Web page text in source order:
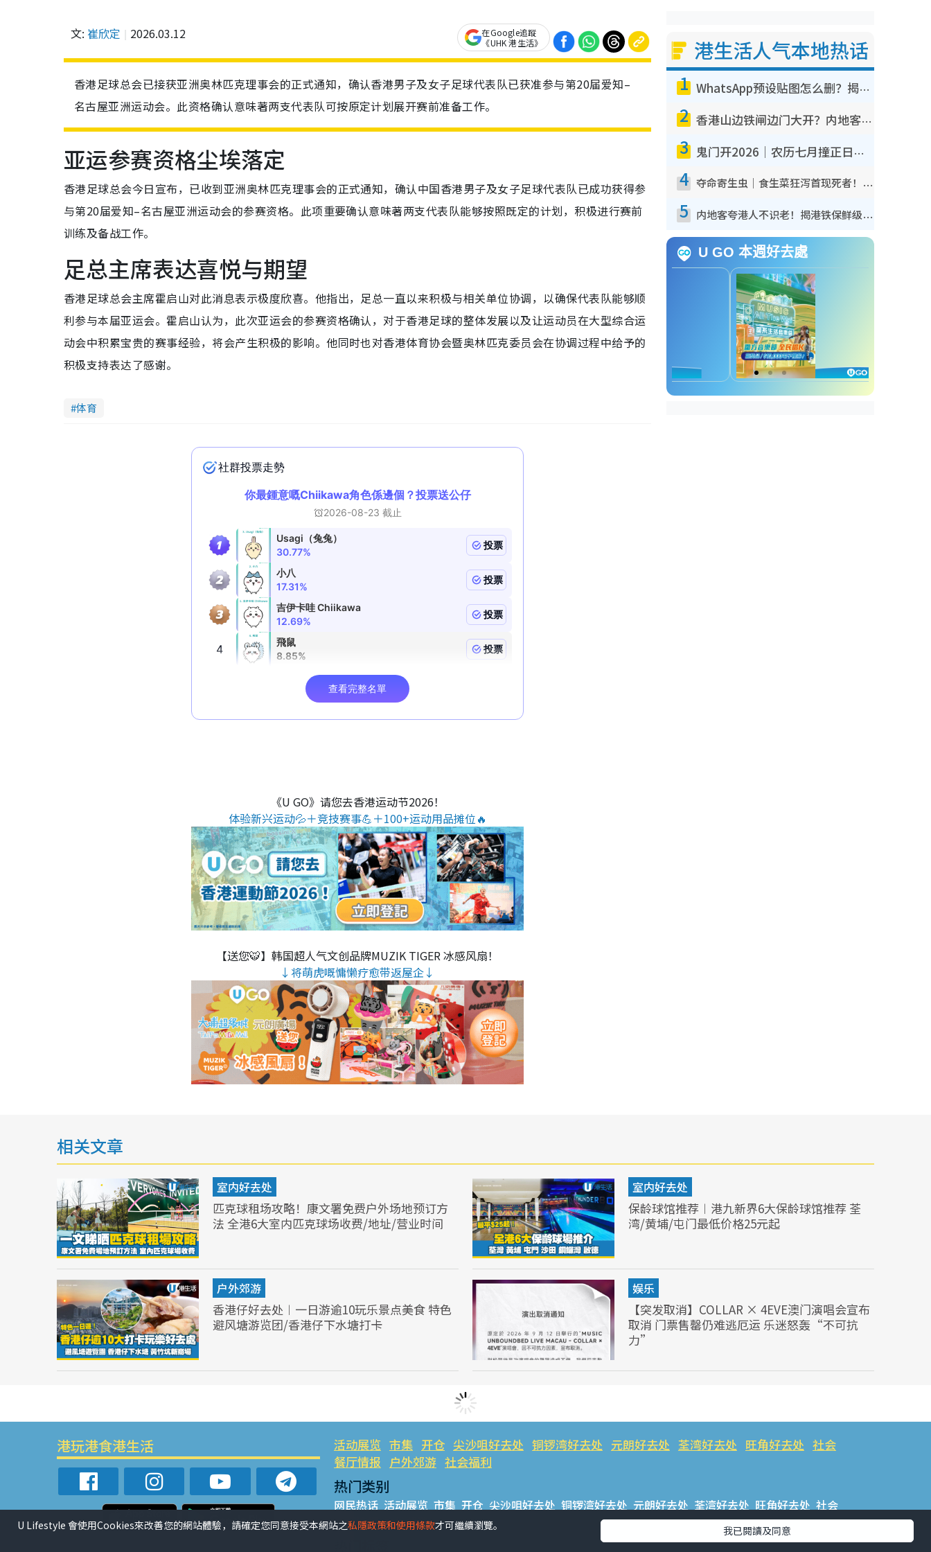
文: 崔欣定 2026.03.12
在Google追蹤
《UHK 港生活》
香港足球总会已接获亚洲奥林匹克理事会的正式通知，确认香港男子及女子足球代表队已获准参与第20届爱知–
名古屋亚洲运动会。此资格确认意味著两支代表队可按原定计划展开赛前准备工作。
亚运参赛资格尘埃落定
香港足球总会今日宣布，已收到亚洲奥林匹克理事会的正式通知，确认中国香港男子及女子足球代表队已成功获得参
与第20届爱知–名古屋亚洲运动会的参赛资格。此项重要确认意味著两支代表队能够按照既定的计划，积极进行赛前
训练及备战工作。
足总主席表达喜悦与期望
香港足球总会主席霍启山对此消息表示极度欣喜。他指出，足总一直以来积极与相关单位协调，以确保代表队能够顺
利参与本届亚运会。霍启山认为，此次亚运会的参赛资格确认，对于香港足球的整体发展以及让运动员在大型综合运
动会中积累宝贵的赛事经验，将会产生积极的影响。他同时也对香港体育协会暨奥林匹克委员会在协调过程中给予的
积极支持表达了感谢。
体育
《U GO》请您去香港运动节2026！
体验新兴运动💦＋竞技赛事💪＋100+运动用品摊位🔥
【送您🐯】韩国超人气文创品牌MUZIK TIGER 冰感风扇！
↓将萌虎嘅慵懒疗愈带返屋企↓
港生活人气本地热话
1 WhatsApp预设贴图怎么删？揭秘1招“反向操作”还原简洁界面 附3步实测教程
2 香港山边铁闸边门大开？内地客困惑意义何在！网友神回复：这种叫法理性防御
3 鬼门开2026｜农历七月撞正日全食特别邪？专家警告切忌做一事！揭4大禁忌+2招保平安
4 夺命寄生虫｜食生菜狂泻首现死者！疫潮恶化录1.8万宗病例 揭洗菜3大谬误
5 内地客夸港人不识老！揭港铁保鲜级冷气 港人求放过：别投诉
U GO 本週好去處
相关文章
室内好去处
匹克球租场攻略！康文署免费户外场地预订方
法 全港6大室内匹克球场收费/地址/营业时间
室内好去处
保龄球馆推荐︱港九新界6大保龄球馆推荐 荃
湾/黄埔/屯门最低价格25元起
户外郊游
香港仔好去处︱一日游逾10玩乐景点美食 特色
避风塘游览团/香港仔下水塘打卡
娱乐
【突发取消】COLLAR × 4EVE澳门演唱会宣布
取消 门票售罄仍难逃厄运 乐迷怒轰“不可抗
力”
港玩港食港生活 活动展览 市集 开仓 尖沙咀好去处 铜锣湾好去处 元朗好去处 荃湾好去处 旺角好去处 社会
餐厅情报 户外郊游 社会福利
热门类别
网民热话 活动展览 市集 开仓 尖沙咀好去处 铜锣湾好去处 元朗好去处 荃湾好去处 旺角好去处 社会
餐厅情报 户外郊游
U Lifestyle 會使用Cookies來改善您的網站體驗，請確定您同意接受本網站之私隱政策和使用條款才可繼續瀏覽。 我已閱讀及同意